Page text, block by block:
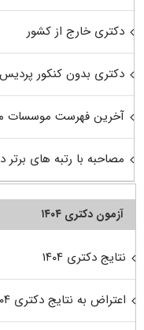
دکتری خارج از کشور
دکتری بدون کنکور پردیس
آخرین فهرست موسسات
مصاحبه با رتبه های برتر
آزمون دکتری ۱۴۰۴
نتایج دکتری ۱۴۰۴
اعتراض به نتایج دکتری ۱۴۰۴